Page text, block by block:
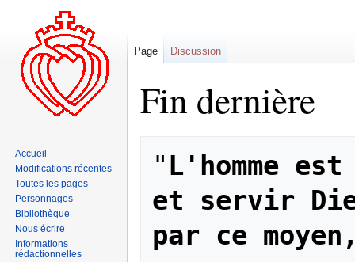
Fin dernière
navigation
recherche
" L'homme
et servir
par ce
Page Discussion
Accueil
Modifications récentes
Toutes les pages
Personnages
Bibliothèque
Nous écrire
Informations
rédactionnelles